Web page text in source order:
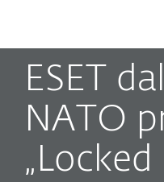
ESET
NATO
„Locked